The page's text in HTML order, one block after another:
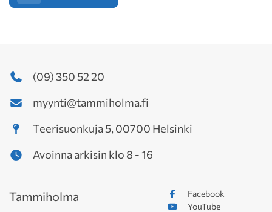
(09) 350 52 20
myynti@tammiholma.fi
Teerisuonkuja 5, 00700 Helsinki
Avoinna arkisin klo 8 - 16
Facebook
YouTube
Tammiholma